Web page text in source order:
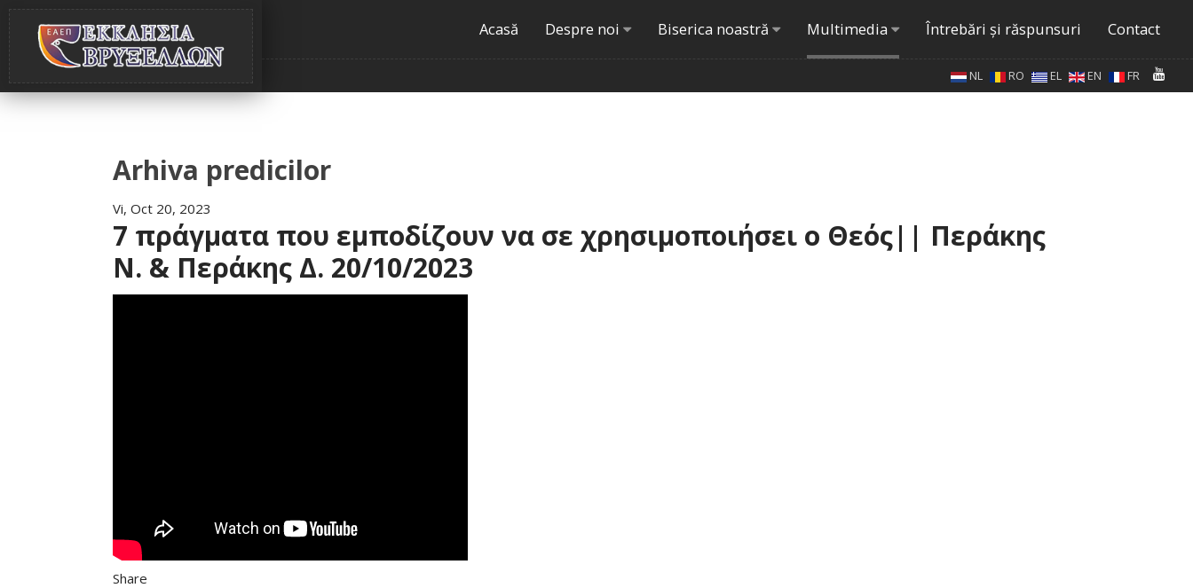
Acasă Despre noi Biserica noastră Multimedia Întrebări şi răspunsuri Contact
NL RO EL EN FR
Arhiva predicilor
Vi, Oct 20, 2023
7 πράγματα που εμποδίζουν να σε χρησιμοποιήσει ο Θεός|| Περάκης
Ν. & Περάκης Δ. 20/10/2023
Share